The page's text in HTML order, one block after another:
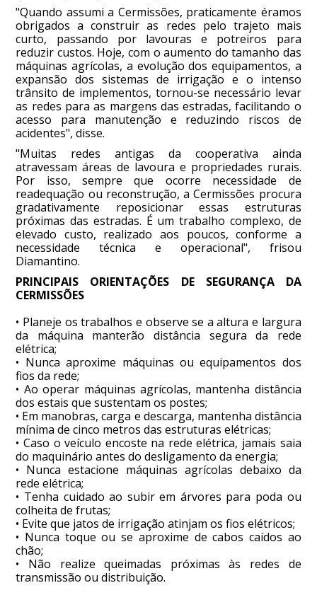
"Quando assumi a Cermissões, praticamente éramos
obrigados a construir as redes pelo trajeto mais
curto, passando por lavouras e potreiros para
reduzir custos. Hoje, com o aumento do tamanho das
máquinas agrícolas, a evolução dos equipamentos, a
expansão dos sistemas de irrigação e o intenso
trânsito de implementos, tornou-se necessário levar
as redes para as margens das estradas, facilitando o
acesso para manutenção e reduzindo riscos de
acidentes", disse.
"Muitas redes antigas da cooperativa ainda
atravessam áreas de lavoura e propriedades rurais.
Por isso, sempre que ocorre necessidade de
readequação ou reconstrução, a Cermissões procura
gradativamente reposicionar essas estruturas
próximas das estradas. É um trabalho complexo, de
elevado custo, realizado aos poucos, conforme a
necessidade técnica e operacional", frisou
Diamantino.
PRINCIPAIS ORIENTAÇÕES DE SEGURANÇA DA
CERMISSÕES
• Planeje os trabalhos e observe se a altura e largura
da máquina manterão distância segura da rede
elétrica;
• Nunca aproxime máquinas ou equipamentos dos
fios da rede;
• Ao operar máquinas agrícolas, mantenha distância
dos estais que sustentam os postes;
• Em manobras, carga e descarga, mantenha distância
mínima de cinco metros das estruturas elétricas;
• Caso o veículo encoste na rede elétrica, jamais saia
do maquinário antes do desligamento da energia;
• Nunca estacione máquinas agrícolas debaixo da
rede elétrica;
• Tenha cuidado ao subir em árvores para poda ou
colheita de frutas;
• Evite que jatos de irrigação atinjam os fios elétricos;
• Nunca toque ou se aproxime de cabos caídos ao
chão;
• Não realize queimadas próximas às redes de
transmissão ou distribuição.